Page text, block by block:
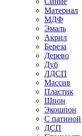
Материал
МДФ
Эмаль
Акрил
Береза
Дерево
Дуб
ЛДСП
Массив
Пластик
Шпон
Экошпон
С патиной
ДСП